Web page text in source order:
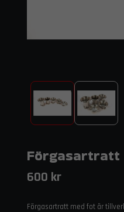
Förgasartratt
600 kr
Förgasartratt med fot är